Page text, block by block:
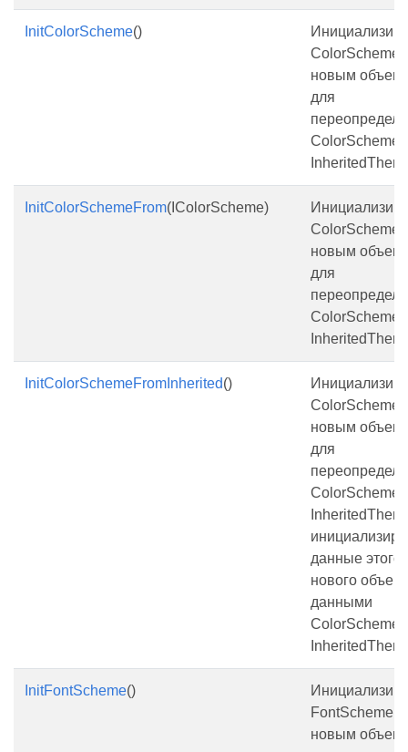
InitColorScheme()
ColorScheme
новым
для
ColorScheme
InitColorSchemeFrom(IColorScheme)
ColorScheme
новым
для
ColorScheme
InitColorSchemeFromInherited()
ColorScheme
новым
для
ColorScheme
данные этого
нового
данными
ColorScheme
InitFontScheme()
FontScheme
новым